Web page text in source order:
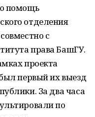
помощь
отделения
с
права БашГУ.
проекта
первый их выезд
За два часа
по